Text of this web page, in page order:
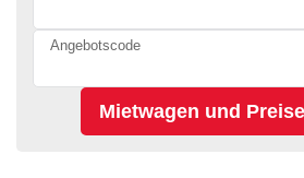
Angebotscode